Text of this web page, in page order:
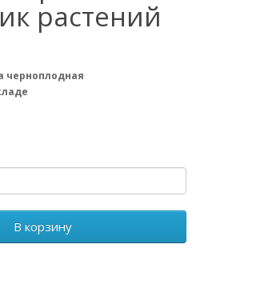
растений
черноплодная
В корзину